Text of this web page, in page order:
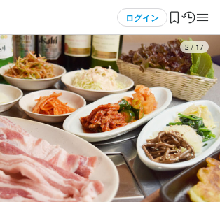
ログイン
ログイン・無料会員登録
3 / 17
亭
フ・サービススタッフ
フ・サービススタッフ
1,300円
応募画面へ進む